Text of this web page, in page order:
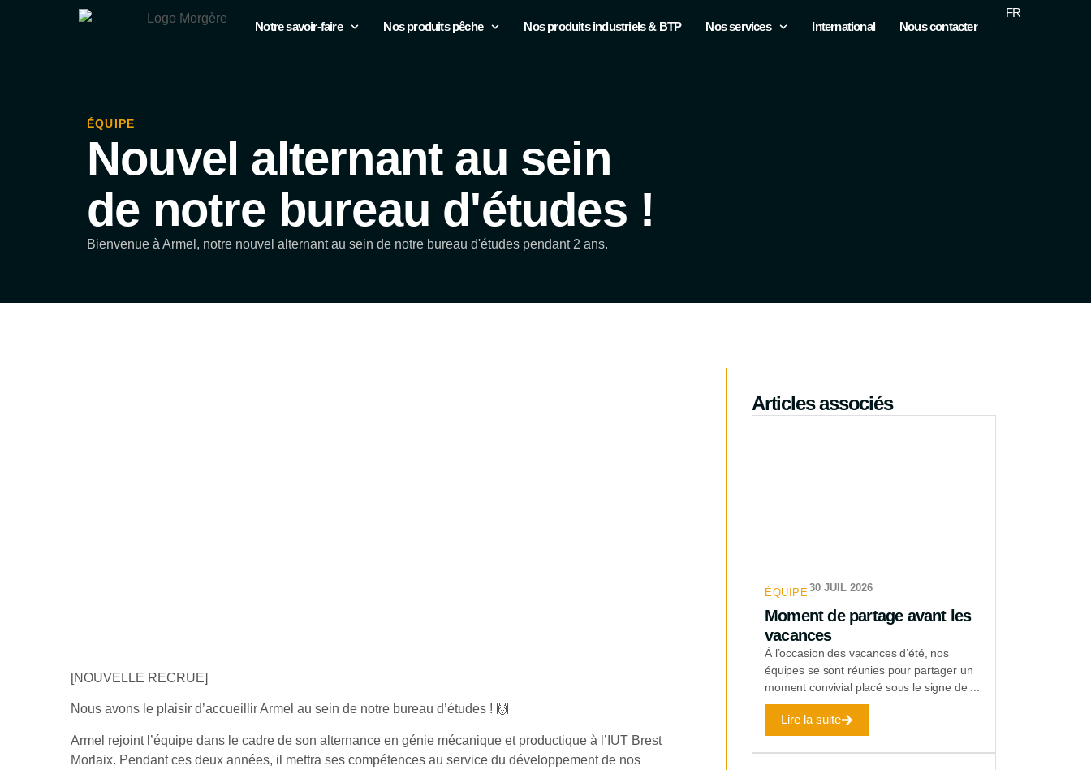
Notre savoir-faire Nos produits pêche Nos produits industriels & BTP Nos services International Nous contacter
FR
ÉQUIPE
Nouvel alternant au sein
de notre bureau d'études !
Bienvenue à Armel, notre nouvel alternant au sein de notre bureau d'études pendant 2 ans.
[NOUVELLE RECRUE]
Nous avons le plaisir d’accueillir Armel au sein de notre bureau d’études ! 🙌
Armel rejoint l’équipe dans le cadre de son alternance en génie mécanique et productique à l’IUT Brest
Morlaix. Pendant ces deux années, il mettra ses compétences au service du développement de nos
Articles associés
ÉQUIPE30 JUIL 2026
Moment de partage avant les
vacances
À l’occasion des vacances d’été, nos
équipes se sont réunies pour partager un
moment convivial placé sous le signe de ...
Lire la suite